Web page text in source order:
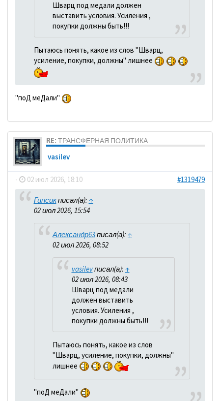
Шварц под медали должен
выставить условия. Усиления ,
покупки должны быть!!!
Пытаюсь понять, какое из слов "Шварц,
усиление, покупки, должны" лишнее
"поД меДали"
RE: ТРАНСФЕРНАЯ ПОЛИТИКА
vasilev
- 02 июл 2026, 18:10 #1319479
Гипсикписал(а): ↑
02 июл 2026, 15:54
Александр63писал(а): ↑
02 июл 2026, 08:52
vasilevписал(а): ↑
02 июл 2026, 08:43
Шварц под медали
должен выставить
условия. Усиления ,
покупки должны быть!!!
Пытаюсь понять, какое из слов
"Шварц, усиление, покупки, должны"
лишнее
"поД меДали"